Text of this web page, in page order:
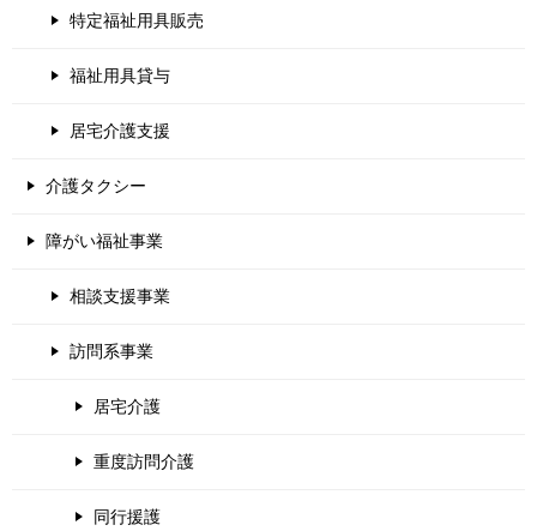
特定福祉用具販売
福祉用具貸与
居宅介護支援
介護タクシー
障がい福祉事業
相談支援事業
訪問系事業
居宅介護
重度訪問介護
同行援護